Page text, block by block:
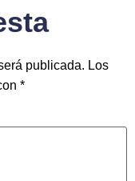
publicada. Los
*